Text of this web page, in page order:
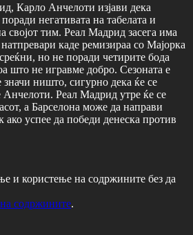
Карло Анчелоти изјави дека
негативата на табелата и
својот тим. Реал Мадрид засега има
каде ремизираа со Мајорка
но не поради четирите бода
што не игравме добро. Сезоната е
значи ништо, сигурно дека ќе се
Анчелоти. Реал Мадрид утре ќе се
а Барселона може да направи
ако успее да победи денеска против
и користење на содржините без да
содржините.